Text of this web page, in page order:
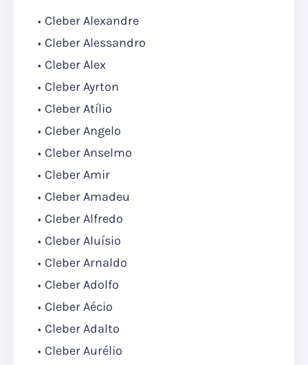
Cleber Alexandre
Cleber Alessandro
Cleber Alex
Cleber Ayrton
Cleber Atílio
Cleber Angelo
Cleber Anselmo
Cleber Amir
Cleber Amadeu
Cleber Alfredo
Cleber Aluísio
Cleber Arnaldo
Cleber Adolfo
Cleber Aécio
Cleber Adalto
Cleber Aurélio